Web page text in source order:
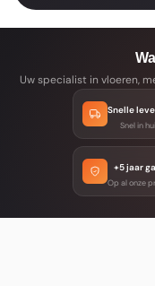
Uw specialist in vloeren,
Snelle
Snel in
+5 jaar
Op al onze